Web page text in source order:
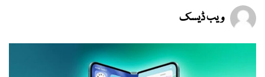
ویب ڈیسک